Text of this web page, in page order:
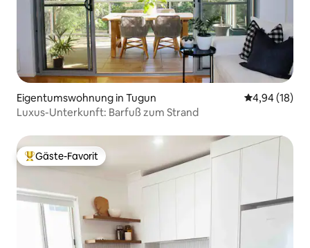
Eigentumswohnung in Tugun
4,94 (18)
Luxus-Unterkunft: Barfuß zum Strand
Beliebter Gäste-Favorit.
Gäste-Favorit